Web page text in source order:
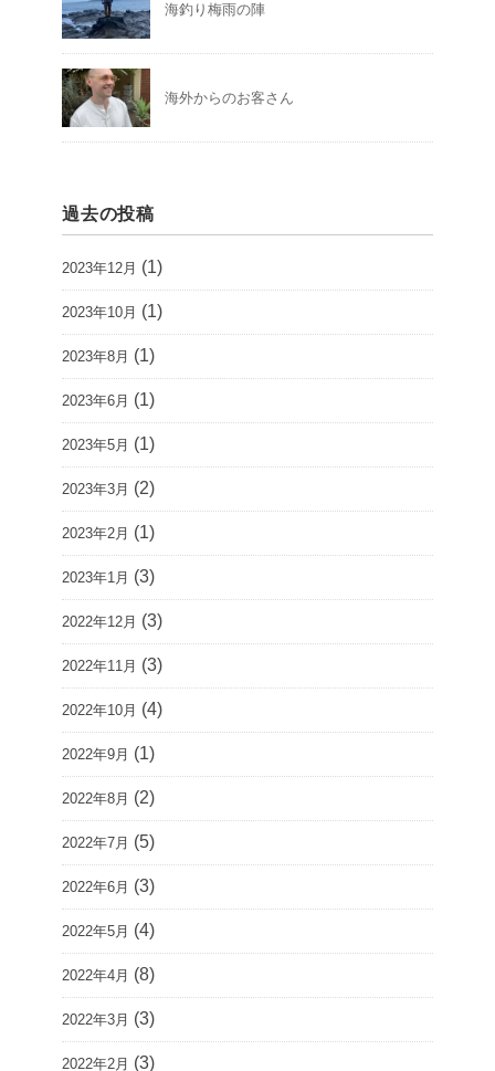
海釣り梅雨の陣
海外からのお客さん
過去の投稿
2023年12月 (1)
2023年10月 (1)
2023年8月 (1)
2023年6月 (1)
2023年5月 (1)
2023年3月 (2)
2023年2月 (1)
2023年1月 (3)
2022年12月 (3)
2022年11月 (3)
2022年10月 (4)
2022年9月 (1)
2022年8月 (2)
2022年7月 (5)
2022年6月 (3)
2022年5月 (4)
2022年4月 (8)
2022年3月 (3)
2022年2月 (3)